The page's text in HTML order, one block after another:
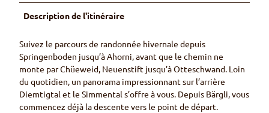
Description de l'itinéraire
Suivez le parcours de randonnée hivernale depuis
Springenboden jusqu’à Ahorni, avant que le chemin ne
monte par Chüeweid, Neuenstift jusqu’à Otteschwand. Loin
du quotidien, un panorama impressionnant sur l’arrière
Diemtigtal et le Simmental s’offre à vous. Depuis Bärgli, vous
commencez déjà la descente vers le point de départ.